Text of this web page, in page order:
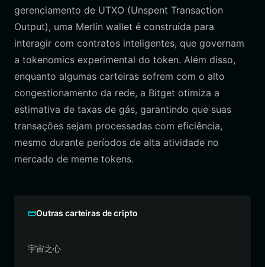
gerenciamento de UTXO (Unspent Transaction
Output), uma Merlin wallet é construída para
interagir com contratos inteligentes, que governam
a tokenomics experimental do token. Além disso,
enquanto algumas carteiras sofrem com o alto
congestionamento da rede, a Bitget otimiza a
estimativa de taxas de gás, garantindo que suas
transações sejam processadas com eficiência,
mesmo durante períodos de alta atividade no
mercado de meme tokens.
Outras carteiras de cripto
宇宙之心